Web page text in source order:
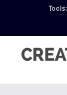
Tools: